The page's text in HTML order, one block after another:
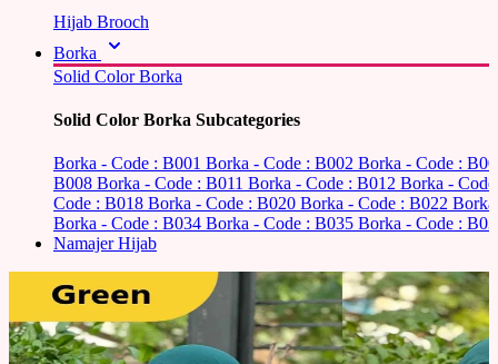
Hijab Brooch
Borka
Solid Color Borka
Solid Color Borka Subcategories
Borka - Code : B001 Borka - Code : B002 Borka - Code :
B008 Borka - Code : B011 Borka - Code : B012 Borka -
Code : B018 Borka - Code : B020 Borka - Code : B022
Borka - Code : B034 Borka - Code : B035 Borka - Code :
Namajer Hijab